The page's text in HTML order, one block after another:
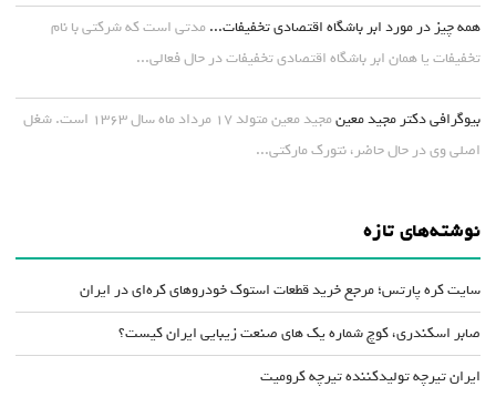
همه چیز در مورد ابر باشگاه اقتصادی تخفیفات... مدتی است که شرکتی با نام
تخفیفات یا همان ابر باشگاه اقتصادی تخفیفات در حال فعالی...
بیوگرافی دکتر مجید معین
مجید معین متولد ۱۷ مرداد ماه سال ۱۳۶۳ است. شغل
اصلی وی در حال حاضر، نتورک مارکتی...
نوشته‌های تازه
سایت کره پارتس؛ مرجع خرید قطعات استوک خودروهای کره‌ای در ایران
صابر اسکندری، کوچ شماره یک های صنعت زیبایی ایران کیست؟
ایران تیرچه تولیدکننده تیرچه کرومیت